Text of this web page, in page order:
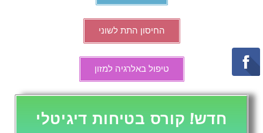
החיסון התת לשוני
טיפול באלרגיה למזון
חדש! קורס בטיחות דיגיטלי